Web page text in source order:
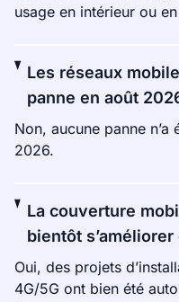
usage en intérieur ou
Les réseaux
panne en août
Non, aucune panne
2026.
La couverture
bientôt
Oui, des projets
4G/5G ont bien été